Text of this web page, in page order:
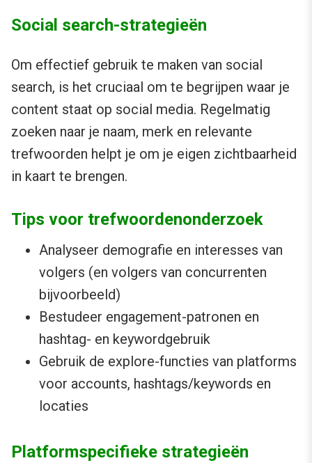
Social search-strategieën
Om effectief gebruik te maken van social
search, is het cruciaal om te begrijpen waar je
content staat op social media. Regelmatig
zoeken naar je naam, merk en relevante
trefwoorden helpt je om je eigen zichtbaarheid
in kaart te brengen.
Tips voor trefwoordenonderzoek
Analyseer demografie en interesses van
volgers (en volgers van concurrenten
bijvoorbeeld)
Bestudeer engagement-patronen en
hashtag- en keywordgebruik
Gebruik de explore-functies van platforms
voor accounts, hashtags/keywords en
locaties
Platformspecifieke strategieën